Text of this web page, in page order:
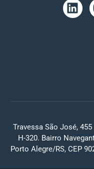
Travessa São José,
H-320. Bairro
Porto Alegre/RS, CEP